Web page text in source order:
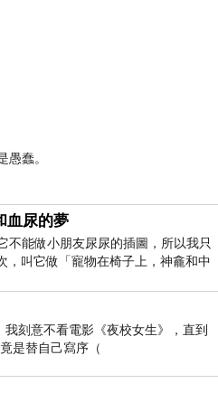
愚蠢。
血尿的夢
不能做小朋友尿尿的插圖，所以我只
，叫它做「寵物在椅子上，神龕和中
畫了。 六月底
刻意不看電影《夜校女生》，直到
是替自己寫序（